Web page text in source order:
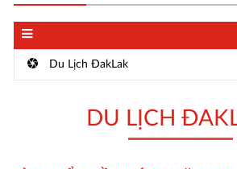
Du Lịch ĐakLak
DU LỊCH